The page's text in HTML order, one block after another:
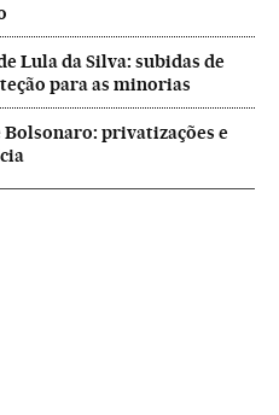
Lula da Silva: subidas de
para as minorias
privatizações e